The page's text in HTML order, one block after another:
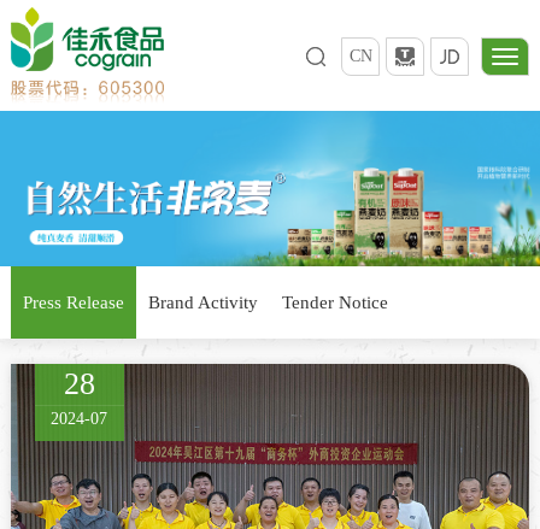
CN
Press Release Brand Activity Tender Notice
28
2024-07